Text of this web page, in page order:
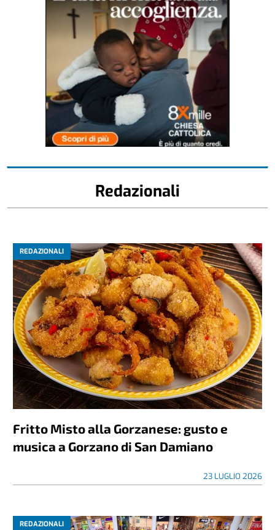
Redazionali
REDAZIONALI
Fritto Misto alla Gorzanese: gusto e
musica a Gorzano di San Damiano
23 LUGLIO 2026
REDAZIONALI